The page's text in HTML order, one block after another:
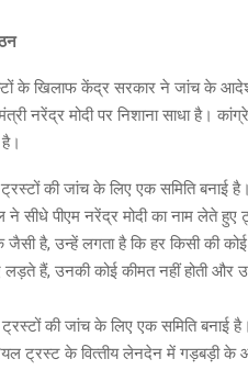
के खिलाफ केंद्र सरकार ने जांच के
नरेंद्र मोदी पर निशाना साधा है।
की जांच के लिए एक समिति बनाई
सीधे पीएम नरेंद्र मोदी का नाम लेते हुए
जैसी है, उन्हें लगता है कि हर किसी की
हैं, उनकी कोई कीमत नहीं होती और
की जांच के लिए एक समिति बनाई
ट्रस्ट के वित्‍तीय लेनदेन में गड़बड़ी के